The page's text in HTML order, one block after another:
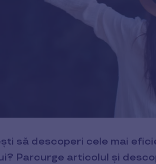
să descoperi cele mai
Parcurge articolul și